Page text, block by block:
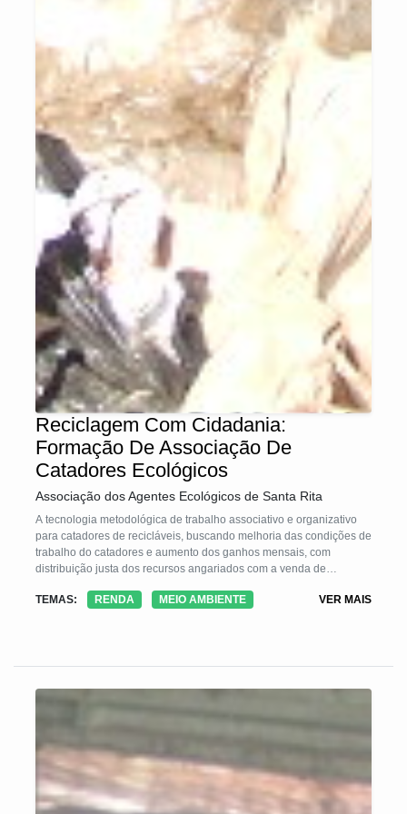
Reciclagem Com Cidadania:
Formação De Associação De
Catadores Ecológicos
Associação dos Agentes Ecológicos de Santa Rita
A tecnologia metodológica de trabalho associativo e organizativo
para catadores de recicláveis, buscando melhoria das condições de
trabalho do catadores e aumento dos ganhos mensais, com
distribuição justa dos recursos angariados com a venda de
TEMAS:
RENDA MEIO AMBIENTE VER MAIS